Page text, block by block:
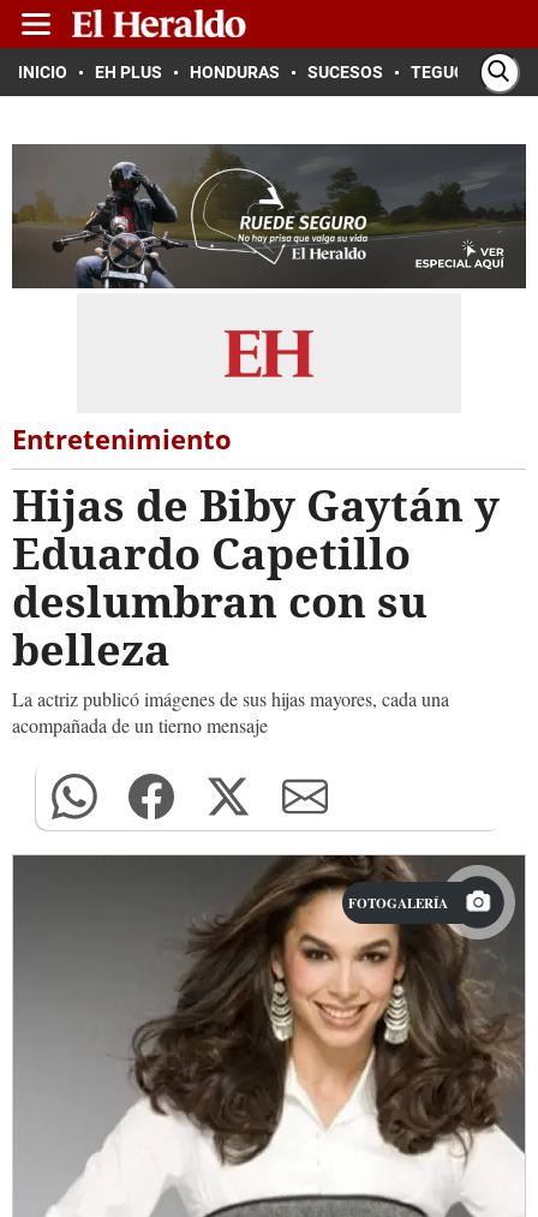
INICIO EH PLUS HONDURAS SUCESOS TEGUCIGALPA
Entretenimiento
Hijas de Biby Gaytán y
Eduardo Capetillo
deslumbran con su
belleza
La actriz publicó imágenes de sus hijas mayores, cada una
acompañada de un tierno mensaje
FOTOGALERÍA